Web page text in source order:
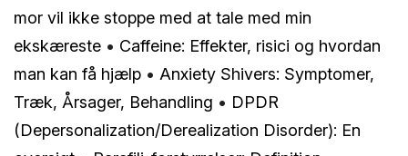
mor vil ikke stoppe med at tale med min
ekskæreste • Caffeine: Effekter, risici og hvordan
man kan få hjælp • Anxiety Shivers: Symptomer,
Træk, Årsager, Behandling • DPDR
(Depersonalization/Derealization Disorder): En